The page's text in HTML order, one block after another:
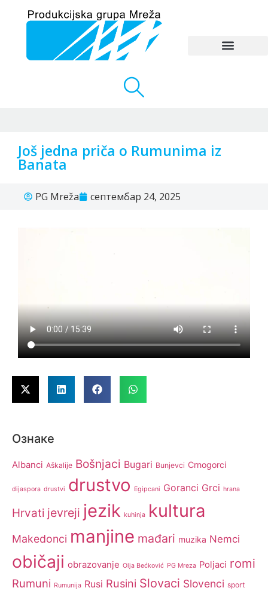
Još jedna priča o Rumunima iz
Banata
PG Mreža септембар 24, 2025
Ознаке
Albanci Aškalije Bošnjaci Bugari Bunjevci Crnogorci
dijaspora drustvi drustvo Egipcani Goranci Grci hrana
Hrvati jevreji jezik kuhinja kultura
Makedonci manjine mađari muzika Nemci
običaji obrazovanje Olja Bećković PG Mreza Poljaci romi
Rumuni Rumunija Rusi Rusini Slovaci Slovenci sport